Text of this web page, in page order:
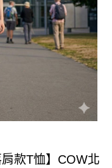
款T恤】COW北